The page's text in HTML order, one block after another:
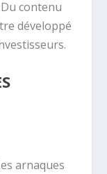
contenu
développé
arnaques